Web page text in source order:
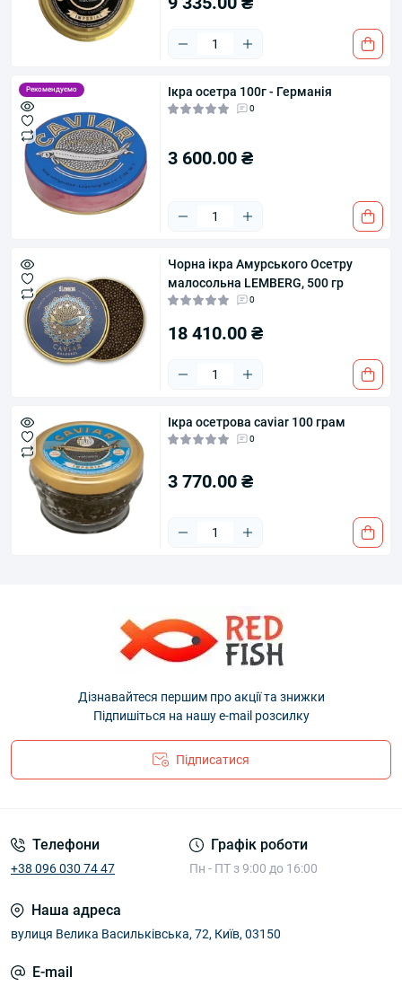
Рекомендуємо Ікра осетра 100г - Германія
0
3 600.00 ₴
Чорна ікра Амурського Осетру
малосольна LEMBERG, 500 гр
0
18 410.00 ₴
Ікра осетрова caviar 100 грам
0
3 770.00 ₴
Дізнавайтеся першим про акції та знижки
Підпишіться на нашу e-mail розсилку
Підписатися
Телефони
+38 096 030 74 47
Графік роботи
Пн - ПТ з 9:00 до 16:00
Наша адреса
вулиця Велика Васильківська, 72, Київ, 03150
E-mail